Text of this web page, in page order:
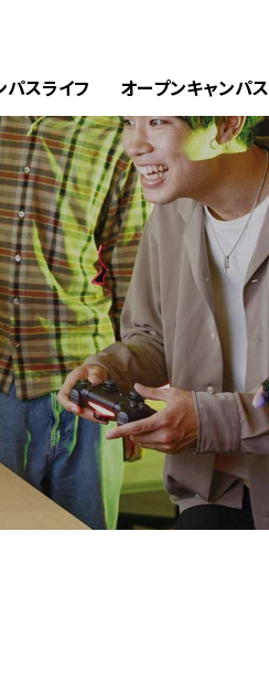
パスライフ オープンキャンパス